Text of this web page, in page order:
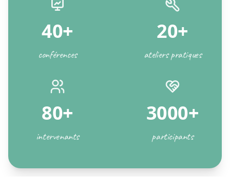
40+
conférences
20+
ateliers pratiques
80+
intervenants
3000+
participants